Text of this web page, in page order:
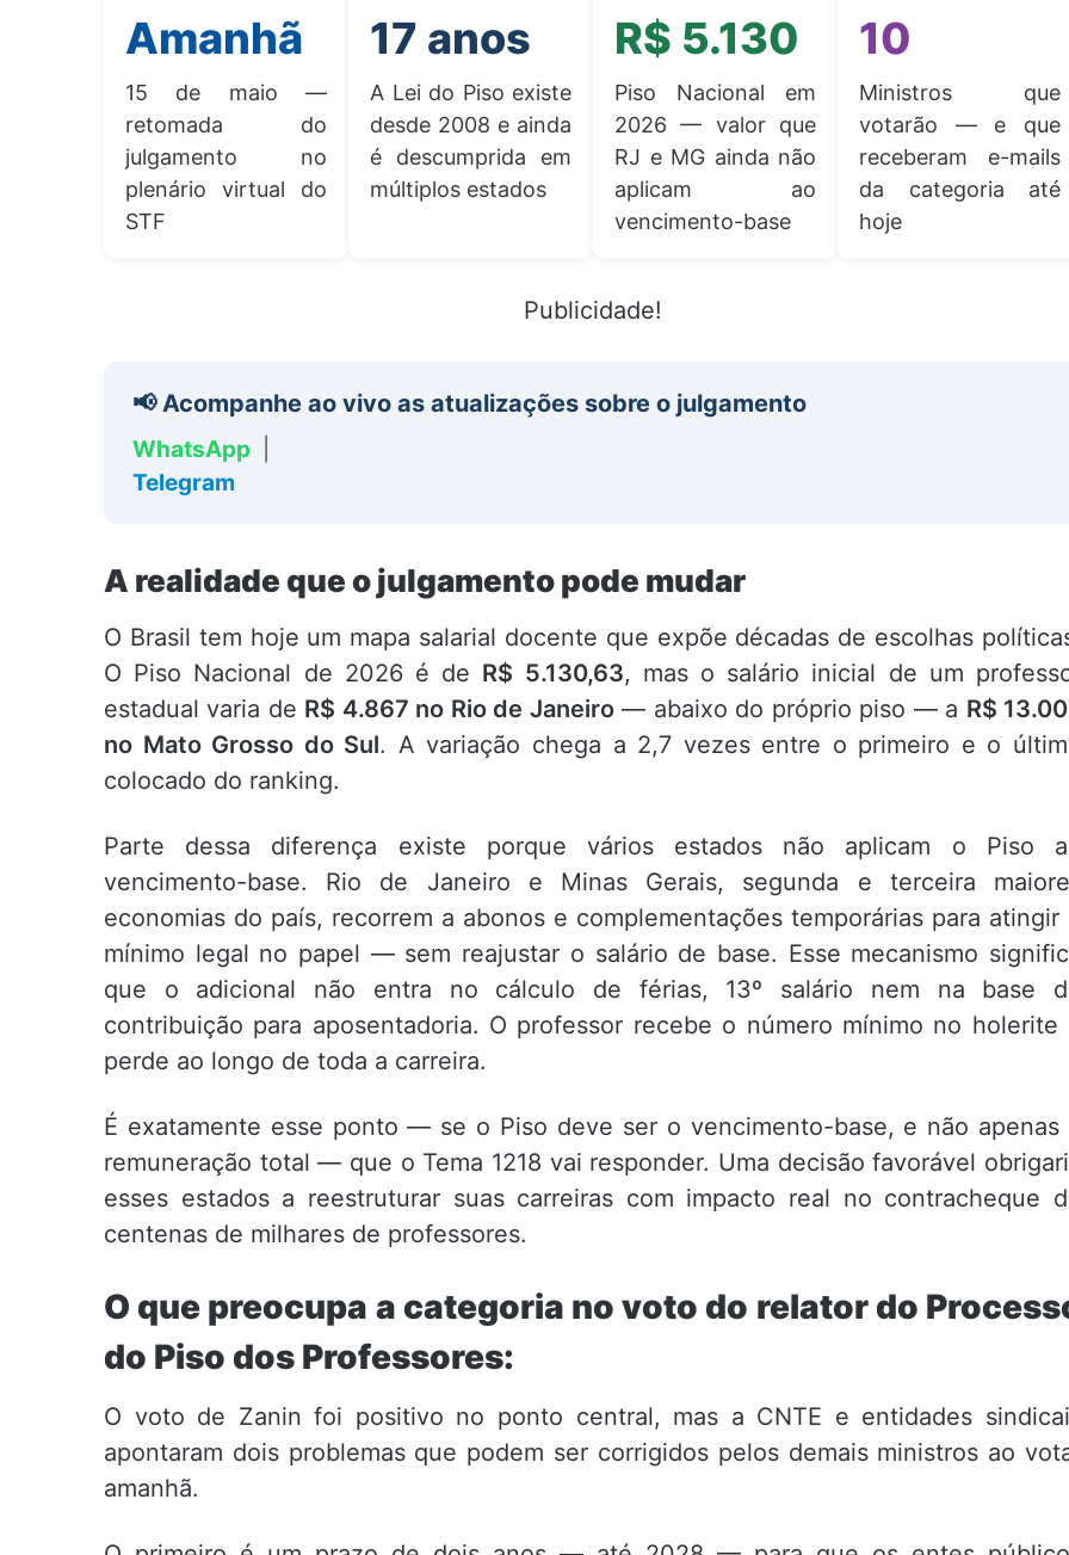
Amanhã
15 de maio —
retomada do
julgamento no
plenário virtual do
STF
17 anos
A Lei do Piso existe
desde 2008 e ainda
é descumprida em
múltiplos estados
R$ 5.130
Piso Nacional em
2026 — valor que
RJ e MG ainda não
aplicam ao
vencimento-base
10
Ministros que
votarão — e que
receberam e-mails
da categoria até
hoje
Publicidade!
📢 Acompanhe ao vivo as atualizações sobre o julgamento
WhatsApp
Telegram
A realidade que o julgamento pode mudar
O Brasil tem hoje um mapa salarial docente que expõe décadas de escolhas
O Piso Nacional de 2026 é de R$ 5.130,63, mas o salário inicial de um
estadual varia de R$ 4.867 no Rio de Janeiro— abaixo do próprio piso — a R$
no Mato Grosso do Sul. A variação chega a 2,7 vezes entre o primeiro e o
colocado do ranking.
Parte dessa diferença existe porque vários estados não aplicam o Piso
vencimento-base. Rio de Janeiro e Minas Gerais, segunda e terceira
economias do país, recorrem a abonos e complementações temporárias para atingir
mínimo legal no papel — sem reajustar o salário de base. Esse mecanismo
que o adicional não entra no cálculo de férias, 13º salário nem na base
contribuição para aposentadoria. O professor recebe o número mínimo no holerite
perde ao longo de toda a carreira.
É exatamente esse ponto — se o Piso deve ser o vencimento-base, e não apenas
remuneração total — que o Tema 1218 vai responder. Uma decisão favorável
esses estados a reestruturar suas carreiras com impacto real no contracheque
centenas de milhares de professores.
O que preocupa a categoria no voto do relator do
do Piso dos Professores:
O voto de Zanin foi positivo no ponto central, mas a CNTE e entidades
apontaram dois problemas que podem ser corrigidos pelos demais ministros ao
amanhã.